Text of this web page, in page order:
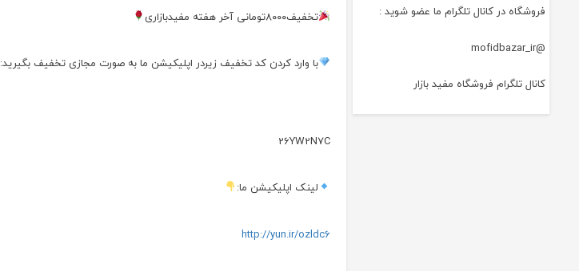
تخفیف۸۰۰۰تومانی آخر هفته مفیدبازاری
با وارد کردن کد تخفیف زیردر اپلیکیشن ما به صورت مجازی تخفیف بگیرید:
26YW2N7C
لینک اپلیکیشن ما:
http://yun.ir/ozldc6
فروشگاه در کانال تلگرام ما عضو شوید :
@mofidbazar_ir
کانال تلگرام فروشگاه مفید بازار